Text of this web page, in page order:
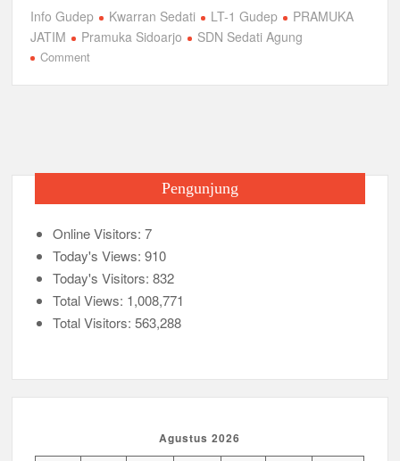
c
e
b
k
tt ailat
A
e
a
ar
Info Gudep Kwarran Sedati LT-1 Gudep
PRAMUKA
JATIM
Pramuka Sidoarjo SDN Sedati Agung
Commenton
Pengunjung
Online Visitors:7
Today's Views:910
Today's Visitors:832
Total Views: 1,008,771
Total Visitors:563,288
Agustus 2026